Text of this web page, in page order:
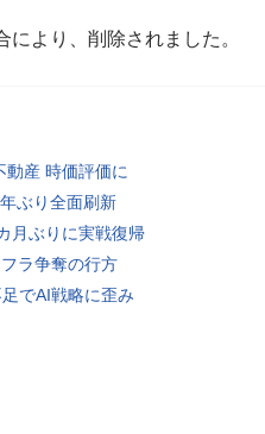
により、削除されました。
動産 時価評価に
ぶり全面刷新
月ぶりに実戦復帰
ラ争奪の行方
でAI戦略に歪み